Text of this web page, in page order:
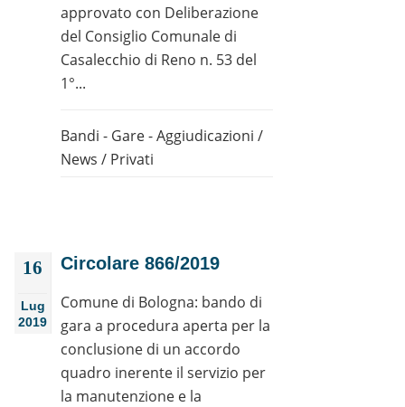
approvato con Deliberazione
del Consiglio Comunale di
Casalecchio di Reno n. 53 del
1°...
Bandi - Gare - Aggiudicazioni /
News / Privati
16
Lug
2019
Circolare 866/2019
Comune di Bologna: bando di
gara a procedura aperta per la
conclusione di un accordo
quadro inerente il servizio per
la manutenzione e la